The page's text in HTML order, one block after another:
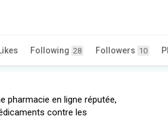
Following 28 Followers 10
pharmacie en ligne réputée,
contre les